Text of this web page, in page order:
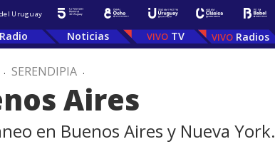
Uruguay
Radio Noticias TV Radios
. SERENDIPIA .
Aires
en Buenos Aires y Nueva York.